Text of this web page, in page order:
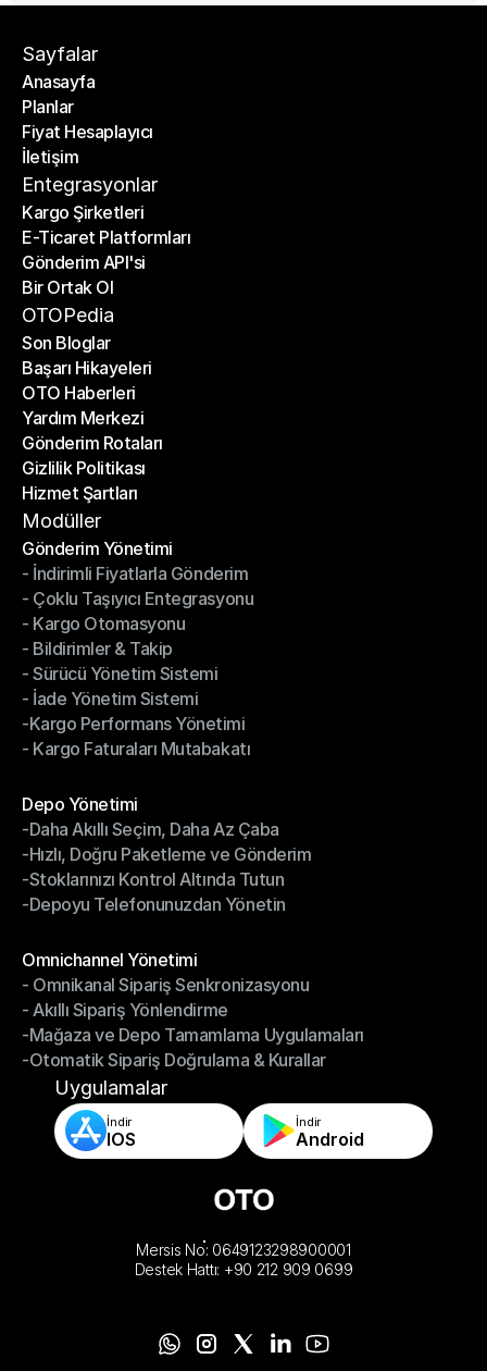
Sayfalar
Anasayfa
Anasayfa
Planlar
Planlar
Fiyat Hesaplayıcı
Fiyat Hesaplayıcı
İletişim
İletişim
Entegrasyonlar
Kargo Şirketleri
Kargo Şirketleri
E-Ticaret Platformları
E-Ticaret Platformları
Gönderim API'si
Gönderim API'si
Bir Ortak Ol
Bir Ortak Ol
OTOPedia
Son Bloglar
Son Bloglar
Başarı Hikayeleri
Başarı Hikayeleri
OTO Haberleri
OTO Haberleri
Yardım Merkezi
Yardım Merkezi
Gönderim Rotaları
Gönderim Rotaları
Gizlilik Politikası
Gizlilik Politikası
Hizmet Şartları
Hizmet Şartları
Modüller
Gönderim Yönetimi
Gönderim Yönetimi
- İndirimli Fiyatlarla Gönderim
- İndirimli Fiyatlarla Gönderim
- Çoklu Taşıyıcı Entegrasyonu
- Çoklu Taşıyıcı Entegrasyonu
- Kargo Otomasyonu
- Kargo Otomasyonu
- Bildirimler & Takip
- Bildirimler & Takip
- Sürücü Yönetim Sistemi
- Sürücü Yönetim Sistemi
- İade Yönetim Sistemi
- İade Yönetim Sistemi
-Kargo Performans Yönetimi
-Kargo Performans Yönetimi
- Kargo Faturaları Mutabakatı
Depo Yönetimi
Depo Yönetimi
-Daha Akıllı Seçim, Daha Az Çaba
-Daha Akıllı Seçim, Daha Az Çaba
-Hızlı, Doğru Paketleme ve Gönderim
-Hızlı, Doğru Paketleme ve Gönderim
-Stoklarınızı Kontrol Altında Tutun
-Stoklarınızı Kontrol Altında Tutun
-Depoyu Telefonunuzdan Yönetin
Omnichannel Yönetimi
Omnichannel Yönetimi
- Omnikanal Sipariş Senkronizasyonu
- Omnikanal Sipariş Senkronizasyonu
- Akıllı Sipariş Yönlendirme
- Akıllı Sipariş Yönlendirme
-Mağaza ve Depo Tamamlama Uygulamaları
-Mağaza ve Depo Tamamlama Uygulamaları
-Otomatik Sipariş Doğrulama & Kurallar
-Otomatik Sipariş Doğrulama & Kurallar
Uygulamalar
İndir
IOS
İndir
Android
Mersis No: 0649123298900001
Destek Hattı: +90 212 909 0699